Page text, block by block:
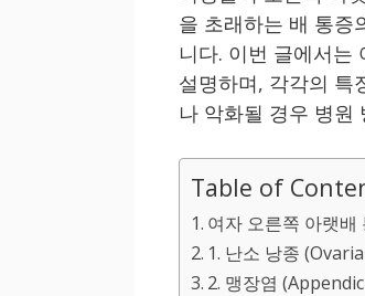
을 초래하는 배 통증
니다. 이번 글에서는
설명하며, 각각의 특
나 악화될 경우 병원
Table of
여자 오른쪽 아랫배
1. 난소 낭종
2. 맹장염